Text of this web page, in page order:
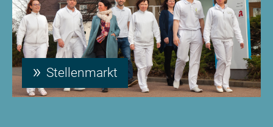
Stellenmarkt